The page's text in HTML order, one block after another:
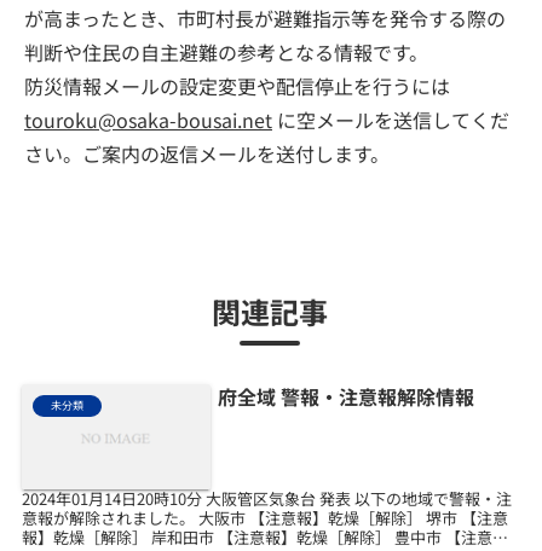
が高まったとき、市町村長が避難指示等を発令する際の
判断や住民の自主避難の参考となる情報です。
防災情報メールの設定変更や配信停止を行うには
touroku@osaka-bousai.net に空メールを送信してくだ
さい。ご案内の返信メールを送付します。
関連記事
未分類 府全域 警報・注意報解除情報
2024年01月14日20時10分 大阪管区気象台 発表 以下の地域で警報・注
意報が解除されました。 大阪市 【注意報】乾燥［解除］ 堺市 【注意
報】乾燥［解除］ 岸和田市 【注意報】乾燥［解除］ 豊中市 【注意